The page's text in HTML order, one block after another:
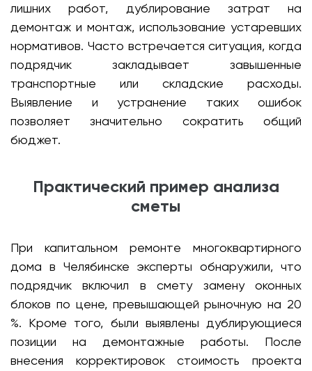
лишних работ, дублирование затрат на
демонтаж и монтаж, использование устаревших
нормативов. Часто встречается ситуация, когда
подрядчик закладывает завышенные
транспортные или складские расходы.
Выявление и устранение таких ошибок
позволяет значительно сократить общий
бюджет.
Практический пример анализа
сметы
При капитальном ремонте многоквартирного
дома в Челябинске эксперты обнаружили, что
подрядчик включил в смету замену оконных
блоков по цене, превышающей рыночную на 20
%. Кроме того, были выявлены дублирующиеся
позиции на демонтажные работы. После
внесения корректировок стоимость проекта